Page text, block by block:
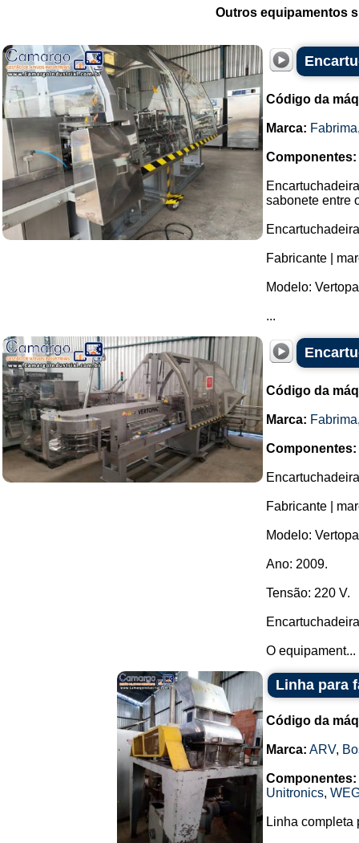
Outros equipamentos
Código da
Marca: Fabrima
Componentes:
sabonete entre
Fabricante |
Modelo:
...
Código da
Marca: Fabrima
Componentes:
Fabricante |
Modelo:
Ano: 2009.
Tensão: 220 V.
O equipament...
Linha para
Código da
Marca: ARV,
Componentes:
Unitronics,
Linha completa